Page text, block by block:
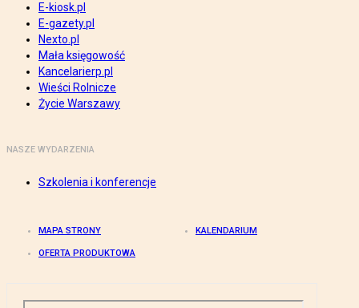
E-kiosk.pl
E-gazety.pl
Nexto.pl
Mała księgowość
Kancelarierp.pl
Wieści Rolnicze
Życie Warszawy
NASZE WYDARZENIA
Szkolenia i konferencje
MAPA STRONY KALENDARIUM
OFERTA PRODUKTOWA